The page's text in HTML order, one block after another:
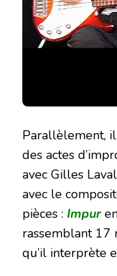
Parallèlement, il
des actes
avec Gilles
avec le
pièces : Impur
rassemblant 17
qu’il interprète